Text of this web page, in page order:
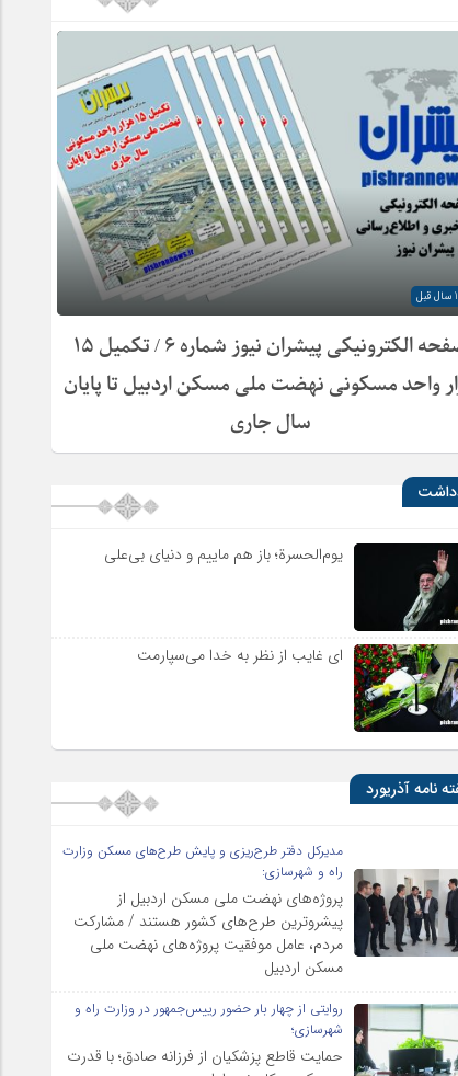
صفحه الکترونیکی پیشران نیوز شماره ۶ / تکمیل ۱۵
واحد مسکونی نهضت ملی مسکن اردبیل تا پایان
سال جاری
یوم‌الحسرة؛ باز هم ماییم و دنیای بی‌علی
ای غایب از نظر به خدا می‌سپارمت
نامه آذریورد
مدیرکل دفتر طرح‌ریزی و پایش طرح‌های مسکن وزارت
راه و شهرسازی:
پروژه‌های نهضت ملی مسکن اردبیل از
پیشروترین طرح‌های کشور هستند / مشارکت
مردم، عامل موفقیت پروژه‌های نهضت ملی
مسکن اردبیل
روایتی از چهار بار حضور رییس‌جمهور در وزارت راه و
شهرسازی؛
حمایت قاطع پزشکیان از فرزانه صادق؛ با قدرت